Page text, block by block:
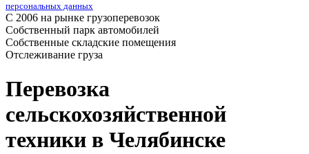
персональных данных
С 2006 на рынке грузоперевозок
Собственный парк автомобилей
Собственные складские помещения
Отслеживание груза
Перевозка
сельскохозяйственной
техники в Челябинске